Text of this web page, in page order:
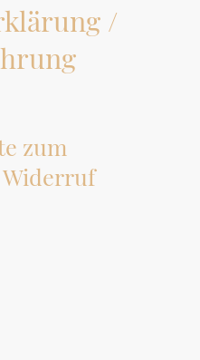
/
zum